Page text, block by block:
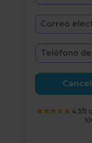
4.3/5